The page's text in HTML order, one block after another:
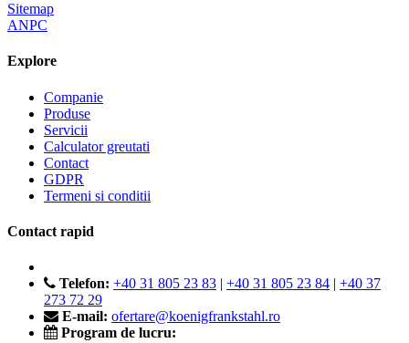
Sitemap
ANPC
Explore
Companie
Produse
Servicii
Calculator greutati
Contact
GDPR
Termeni si conditii
Contact rapid
Telefon: +40 31 805 23 83 | +40 31 805 23 84 | +40 37
273 72 29
E-mail: ofertare@koenigfrankstahl.ro
Program de lucru: